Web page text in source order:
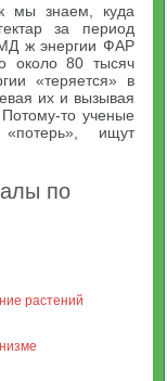
мы знаем, куда
за период
ж энергии ФАР
около 80 тысяч
«теряется» в
их и вызывая
то ученые
ищут
по
растений